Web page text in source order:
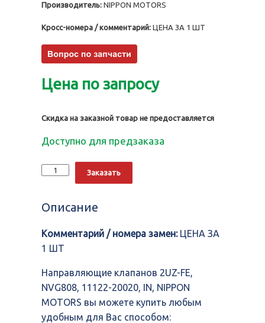
Производитель: NIPPON MOTORS
Кросс-номера / комментарий: ЦЕНА ЗА 1 ШТ
Цена по запросу
Скидка на заказной товар не предоставляется
Доступно для предзаказа
Количество
Направляющие
FE,
11122-
20020,
NIPPON
MOTORS
Заказать
Описание
Комментарий / номера замен:ЦЕНА ЗА
1 ШТ
Направляющие клапанов 2UZ-FE,
NVG808, 11122-20020, IN, NIPPON
MOTORS вы можете купить любым
удобным для Вас способом: